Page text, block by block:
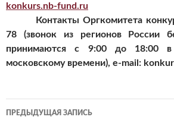
konkurs.nb-fund.ru
Контакты Оргкомитета
78 (звонок из регионов России
принимаются с 9:00 до 18:00
московскому времени), e-mail:
Навигация
ПРЕДЫДУЩАЯ ЗАПИСЬ